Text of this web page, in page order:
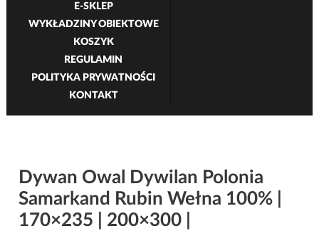
E-SKLEP
WYKŁADZINY OBIEKTOWE
KOSZYK
REGULAMIN
POLITYKA PRYWATNOŚCI
KONTAKT
Dywan Owal Dywilan Polonia
Samarkand Rubin Wełna 100% |
170×235 | 200×300 |